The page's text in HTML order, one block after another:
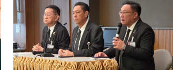
เชิงวัฒนธรรม เชื่อมโยงประวัติศาสตร์ ความเชื่อ อัตลักษณ์
และวิถีชุมชน สร้างประสบการณ์ใหม่แก่นักท่องเที่ยว
พร้อมขับเคลื่อนเศรษฐกิจฐานรากอย่างยั่งยืน